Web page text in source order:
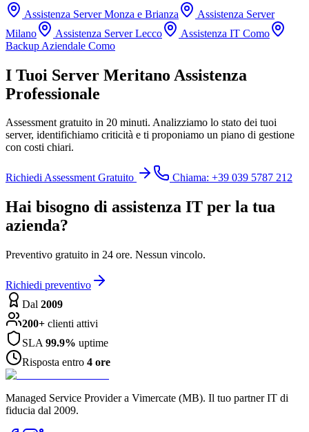
Assistenza Server Monza e Brianza
Assistenza Server
Milano
Assistenza Server Lecco
Assistenza IT Como
Backup Aziendale Como
I Tuoi Server Meritano Assistenza
Professionale
Assessment gratuito in 20 minuti. Analizziamo lo stato dei tuoi
server, identifichiamo criticità e ti proponiamo un piano di gestione
con costi chiari.
Richiedi Assessment Gratuito Chiama: +39 039 5787 212
Hai bisogno di assistenza IT per la tua
azienda?
Preventivo gratuito in 24 ore. Nessun vincolo.
Richiedi preventivo
Dal 2009
200+ clienti attivi
SLA 99.9% uptime
Risposta entro 4 ore
Managed Service Provider a Vimercate (MB). Il tuo partner IT di
fiducia dal 2009.